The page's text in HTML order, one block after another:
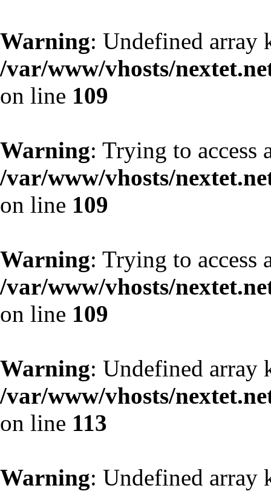
Warning: Undefined array
/var/www/vhosts/
on line 109
Warning: Trying to access
/var/www/vhosts/
on line 109
Warning: Trying to access
/var/www/vhosts/
on line 109
Warning: Undefined array
/var/www/vhosts/
on line 113
Warning: Undefined array